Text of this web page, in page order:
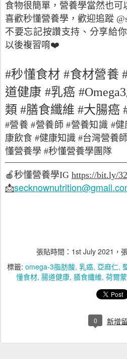
食物很簡單，營養學當然也可
喜歡秒懂營養學，歡迎追蹤
不要忘記按讚支持、分享給
以後複習唷❤️
#秒懂食材 #食材營養
道健康 #乳癌
類 #膳食纖維 #大腸癌
#營養 #營養師 #營養知識 #
康飲食 #健康知識 #台灣營養
懂營養學 #秒懂營養學團隊
🍎秒懂營養學IG https://bit.ly/
📩
張貼時間： 1st July 2021 ，
標籤: omega-3脂肪酸 乳癌 亞麻仁
懂食材 腸道健康 膳食纖維 荷爾蒙
0 新增